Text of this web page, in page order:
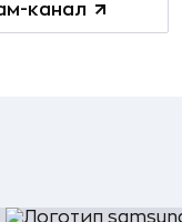
канал